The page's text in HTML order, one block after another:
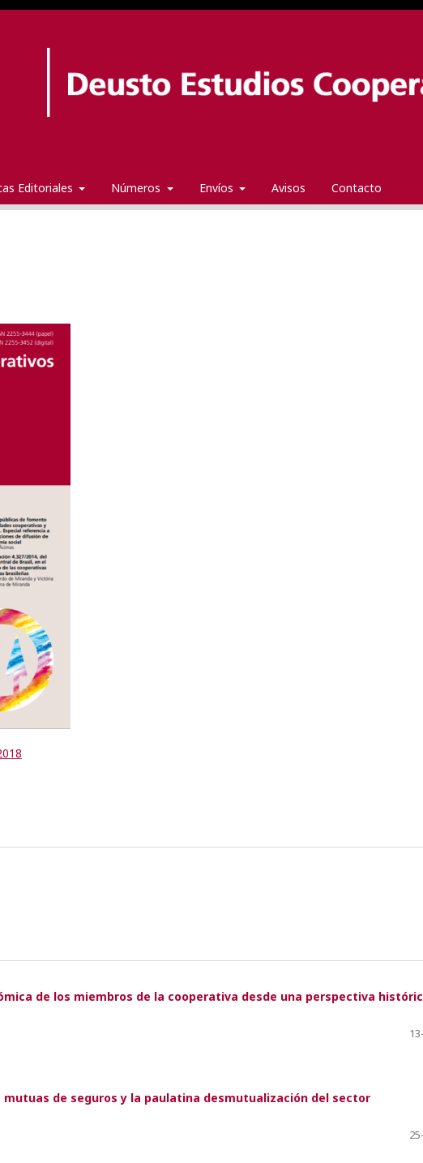
Editoriales Números Envíos Avisos Contacto
de los miembros de la cooperativa desde una perspectiva
mutuas de seguros y la paulatina desmutualización del sector